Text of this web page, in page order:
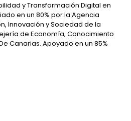
y Transformación Digital en
en un 80% por la Agencia
Innovación y Sociedad de la
de Economía, Conocimiento
Canarias. Apoyado en un 85%